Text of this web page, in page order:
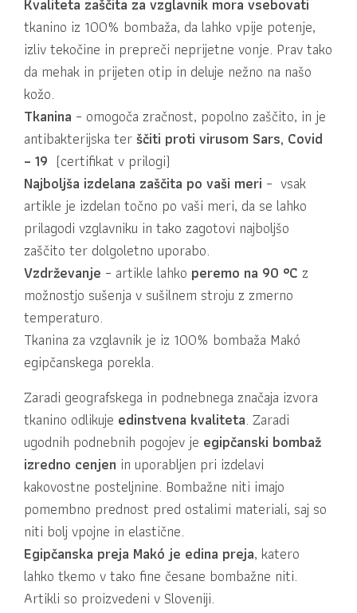
tkanino iz 100% bombaža, da lahko vpije potenje,
izliv tekočine in prepreči neprijetne vonje. Prav tako
da mehak in prijeten otip in deluje nežno na našo
kožo.
Tkanina – omogoča zračnost, popolno zaščito, in je
antibakterijska terščiti proti virusom Sars, Covid
– 19 (certifikat v prilogi)
Najboljša izdelana zaščita po vaši meri – vsak
artikle je izdelan točno po vaši meri, da se lahko
prilagodi vzglavniku in tako zagotovi najboljšo
zaščito ter dolgoletno uporabo.
Vzdrževanje – artikle lahko peremo na 90 °C z
možnostjo sušenja v sušilnem stroju z zmerno
temperaturo.
Tkanina za vzglavnik je iz 100% bombaža Makó
egipčanskega porekla.
Zaradi geografskega in podnebnega značaja izvora
tkanino odlikuje edinstvena kvaliteta. Zaradi
ugodnih podnebnih pogojev je egipčanski bombaž
izredno cenjen in uporabljen pri izdelavi
kakovostne posteljnine. Bombažne niti imajo
pomembno prednost pred ostalimi materiali, saj so
niti bolj vpojne in elastične.
Egipčanska preja Makó je edina preja, katero
lahko tkemo v tako fine česane bombažne niti.
Artikli so proizvedeni v Sloveniji.